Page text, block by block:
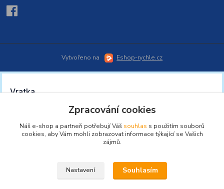
Vytvořeno na Eshop-rychle.cz
Zpracování cookies
Náš e-shop a partneři potřebují Váš souhlas s použitím souborů
cookies, aby Vám mohli zobrazovat informace týkající se Vašich
zájmů.
Nastavení Souhlasím